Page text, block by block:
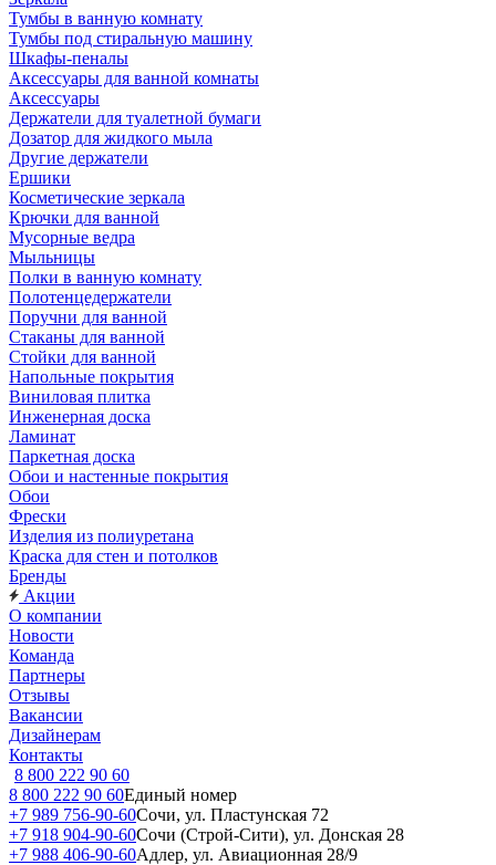
Тумбы в ванную комнату
Тумбы под стиральную машину
Шкафы-пеналы
Аксессуары для ванной комнаты
Аксессуары
Держатели для туалетной бумаги
Дозатор для жидкого мыла
Другие держатели
Ершики
Косметические зеркала
Крючки для ванной
Мусорные ведра
Мыльницы
Полки в ванную комнату
Полотенцедержатели
Поручни для ванной
Стаканы для ванной
Стойки для ванной
Напольные покрытия
Виниловая плитка
Инженерная доска
Ламинат
Паркетная доска
Обои и настенные покрытия
Обои
Фрески
Изделия из полиуретана
Краска для стен и потолков
Бренды
Акции
О компании
Новости
Команда
Партнеры
Отзывы
Вакансии
Дизайнерам
Контакты
8 800 222 90 60
8 800 222 90 60Единый номер
+7 989 756-90-60Сочи, ул. Пластунская 72
+7 918 904-90-60Сочи (Строй-Сити), ул. Донская 28
+7 988 406-90-60Адлер, ул. Авиационная 28/9